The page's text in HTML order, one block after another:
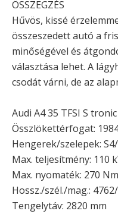
ÖSSZEGZÉS
Hűvös, kissé
összeszedett autó a
minőségével és
választása lehet. A
csodát várni, de az
Audi A4 35 TFSI S tronic
Összlökettérfogat:
Hengerek/szelepek:
Max. teljesítmény: 110
Max. nyomaték: 270
Hossz./szél./mag.:
Tengelytáv: 2820 mm